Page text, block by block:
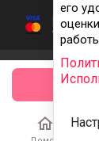
его
